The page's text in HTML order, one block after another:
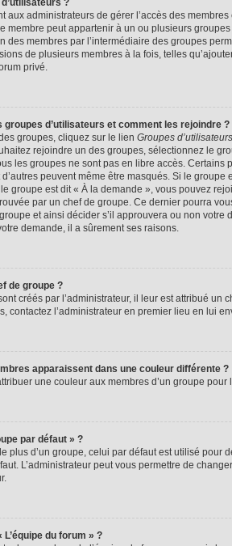
aux administrateurs de gérer l’accès des
membre peut appartenir à un ou plusieurs
des membres par l’intermédiaire des groupes
de plusieurs membres à la fois, telles
privé.
groupes d’utilisateurs et comment les rejoindre ?
groupes, cliquez sur le lien Groupes d’utilisateurs
rejoindre un des groupes, sélectionnez le
les groupes ne sont pas en libre accès. Certains
peuvent même être masqués. Si le groupe
groupe est dit « À la demande », vous pouvez
par un chef de groupe. Ce dernier pourra
et ainsi décider s’il approuvera ou non votre
demande, il a sûrement ses raisons.
de groupe ?
créés par l’administrateur, il leur est attribué un
contactez l’administrateur en premier lieu en lui
apparaissent dans une couleur différente ?
une couleur aux membres d’un groupe
par défaut » ?
plus d’un groupe, celui par défaut est utilisé pour
L’administrateur peut vous permettre de
L’équipe du forum » ?